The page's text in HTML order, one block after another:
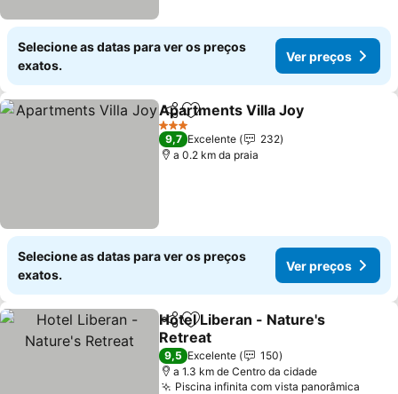
Selecione as datas para ver os preços
exatos.
Ver preços
PartilharAdicionar aos favoritos
Apartments Villa Joy
3 Estrelas
9,7 Excelente
232
a 0.2 km da praia
Selecione as datas para ver os preços
exatos.
Ver preços
PartilharAdicionar aos favoritos
Hotel Liberan - Nature's
Retreat
Ver preços
9,5 Excelente
150
a 1.3 km de Centro da cidade
Piscina infinita com vista panorâmica